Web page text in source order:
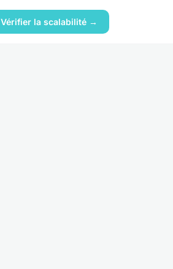
Vérifier la scalabilité →